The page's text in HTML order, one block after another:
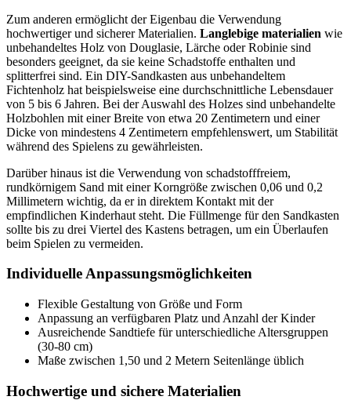
Zum anderen ermöglicht der Eigenbau die Verwendung
hochwertiger und sicherer Materialien. Langlebige materialien wie
unbehandeltes Holz von Douglasie, Lärche oder Robinie sind
besonders geeignet, da sie keine Schadstoffe enthalten und
splitterfrei sind. Ein DIY-Sandkasten aus unbehandeltem
Fichtenholz hat beispielsweise eine durchschnittliche Lebensdauer
von 5 bis 6 Jahren. Bei der Auswahl des Holzes sind unbehandelte
Holzbohlen mit einer Breite von etwa 20 Zentimetern und einer
Dicke von mindestens 4 Zentimetern empfehlenswert, um Stabilität
während des Spielens zu gewährleisten.
Darüber hinaus ist die Verwendung von schadstofffreiem,
rundkörnigem Sand mit einer Korngröße zwischen 0,06 und 0,2
Millimetern wichtig, da er in direktem Kontakt mit der
empfindlichen Kinderhaut steht. Die Füllmenge für den Sandkasten
sollte bis zu drei Viertel des Kastens betragen, um ein Überlaufen
beim Spielen zu vermeiden.
Individuelle Anpassungsmöglichkeiten
Flexible Gestaltung von Größe und Form
Anpassung an verfügbaren Platz und Anzahl der Kinder
Ausreichende Sandtiefe für unterschiedliche Altersgruppen
(30-80 cm)
Maße zwischen 1,50 und 2 Metern Seitenlänge üblich
Hochwertige und sichere Materialien